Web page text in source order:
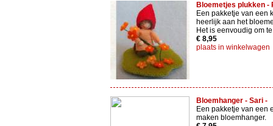
Bloemetjes plukken -
Een pakketje van een
heerlijk aan het
Het is eenvoudig om
€ 8,95
plaats in winkelwagen
Bloemhanger - Sari -
Een pakketje van een
maken bloemhanger.